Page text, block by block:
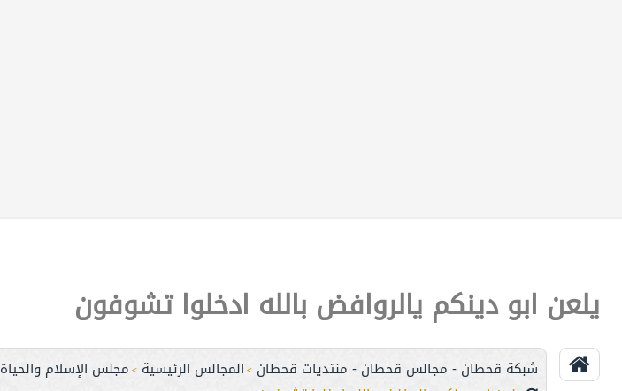
يلعن ابو دينكم يالروافض بالله ادخلوا تشوفون
شبكة قحطان - مجالس قحطان - منتديات قحطان > المجالس الرئيسية > مجلس الإسلام والحياة